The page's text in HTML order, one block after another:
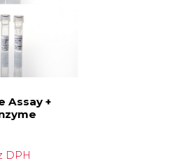
Assay +
DPH